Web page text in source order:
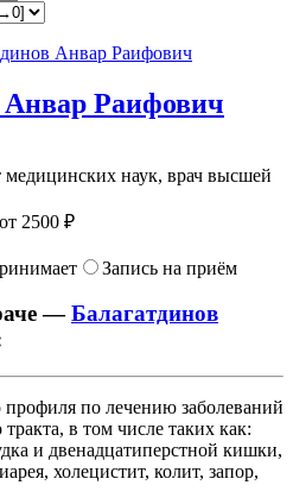
Анвар Раифович
медицинских наук, врач высшей
от 2500 ₽
Запись на приём
—Балагатдинов
по лечению заболеваний
в том числе таких как:
и двенадцатиперстной кишки,
холецистит, колит, запор,